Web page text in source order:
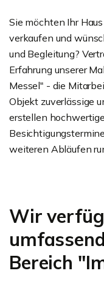
Sie möchten Ihr
verkaufen und
und Begleitung?
Erfahrung unserer
Messel" - die
Objekt zuverlässige
erstellen
weiteren Abläufen
Wir
Bereich